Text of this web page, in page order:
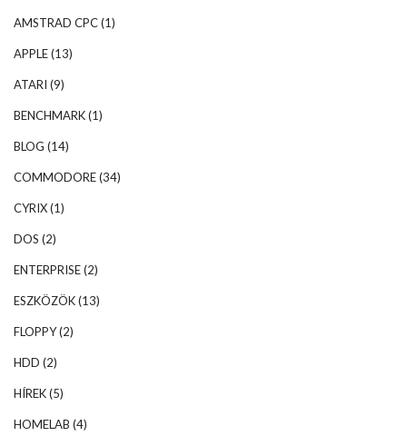
AMSTRAD CPC(1)
APPLE(13)
ATARI (9)
BENCHMARK(1)
BLOG (14)
COMMODORE(34)
CYRIX(1)
DOS (2)
ENTERPRISE(2)
ESZKÖZÖK(13)
FLOPPY(2)
HDD (2)
HÍREK(5)
HOMELAB (4)